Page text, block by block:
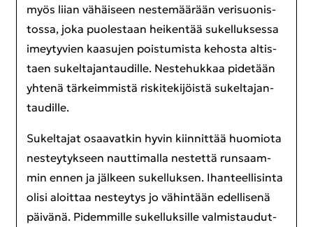
myös liian vä­häi­seen nes­te­mää­rään ve­ri­suo­nis­
tos­sa, joka puo­les­taan hei­ken­tää su­kel­luk­ses­sa
imey­ty­vien kaa­su­jen pois­tu­mis­ta ke­hos­ta al­tis­
taen su­kel­ta­jan­tau­dil­le. Nes­te­huk­kaa pi­de­tään
yh­te­nä tär­keim­mis­tä ris­ki­te­ki­jöis­tä su­kel­ta­jan­
tau­dil­le.
Su­kel­ta­jat osaa­vat­kin hyvin kiin­nit­tää huo­mio­ta
nes­tey­tyk­seen naut­ti­mal­la nes­tet­tä run­saam­
min ennen ja jäl­keen su­kel­luk­sen. Ihan­teel­li­sin­ta
olisi aloit­taa nes­tey­tys jo vä­hin­tään edel­li­se­nä
päi­vä­nä. Pi­dem­mil­le su­kel­luk­sil­le val­mis­tau­dut­